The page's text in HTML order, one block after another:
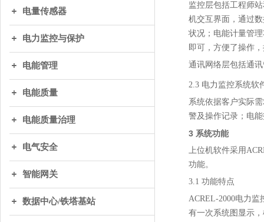
电量传感器
电力监控与保护
电能管理
电能质量
电能质量治理
电气安全
智能网关
数据中心/铁塔基站
监控层包括工程师
机交互界面，通过
状况；电能计量管
即可，方便了操作
通讯网络层包括通
2.3 电力监控系统软
系统依据客户实际
警及操作记录；电
3 系统功能
上位机软件采用
功能。
3.1 功能特点
ACREL-2000电力
有一次系统图显示